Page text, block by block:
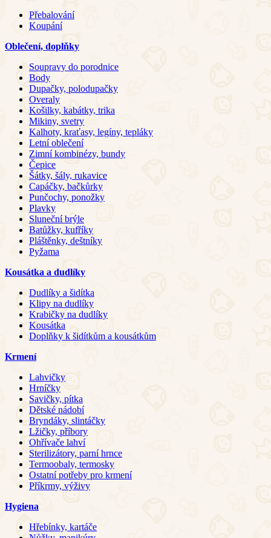
Přebalování
Koupání
Oblečení, doplňky
Soupravy do porodnice
Body
Dupačky, polodupačky
Overaly
Košilky, kabátky, trika
Mikiny, svetry
Kalhoty, kraťasy, legíny, tepláky
Letní oblečení
Zimní kombinézy, bundy
Čepice
Šátky, šály, rukavice
Capáčky, bačkůrky
Punčochy, ponožky
Plavky
Sluneční brýle
Batůžky, kufříky
Pláštěnky, deštníky
Pyžama
Kousátka a dudlíky
Dudlíky a šidítka
Klipy na dudlíky
Krabičky na dudlíky
Kousátka
Doplňky k šidítkům a kousátkům
Krmení
Lahvičky
Hrníčky
Savičky, pítka
Dětské nádobí
Bryndáky, slintáčky
Lžičky, příbory
Ohřívače lahví
Sterilizátory, parní hrnce
Termoobaly, termosky
Ostatní potřeby pro krmení
Příkrmy, výživy
Hygiena
Hřebínky, kartáče